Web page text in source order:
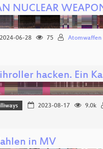
NUCLEAR
2024-06-28 75 Atomwaffen
hacken. Ein
2023-08-17 9.0k
in MV